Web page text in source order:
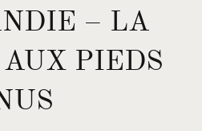
– LA
PIEDS